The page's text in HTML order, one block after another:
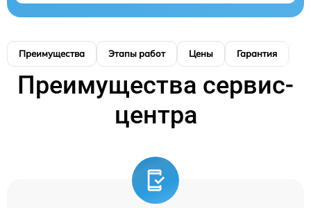
Преимущества Этапы работ Цены Гарантия
Преимущества сервис-
центра